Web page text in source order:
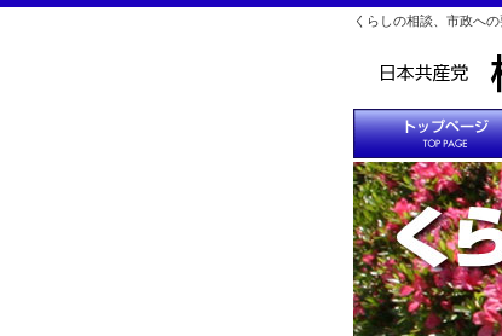
くらしの相談、市政へ